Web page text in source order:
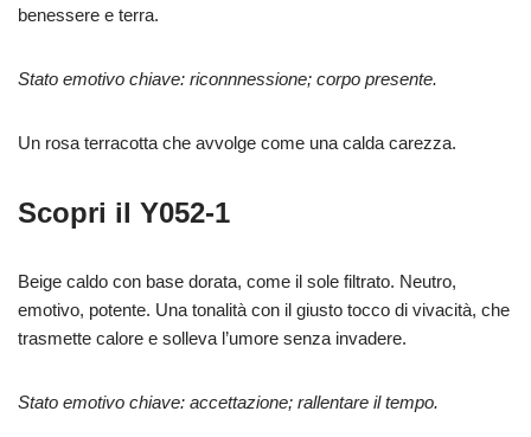
benessere e terra.
Stato emotivo chiave: riconnnessione; corpo presente.
Un rosa terracotta che avvolge come una calda carezza.
Scopri il Y052-1
Beige caldo con base dorata, come il sole filtrato. Neutro,
emotivo, potente. Una tonalità con il giusto tocco di vivacità, che
trasmette calore e solleva l’umore senza invadere.
Stato emotivo chiave: accettazione; rallentare il tempo.